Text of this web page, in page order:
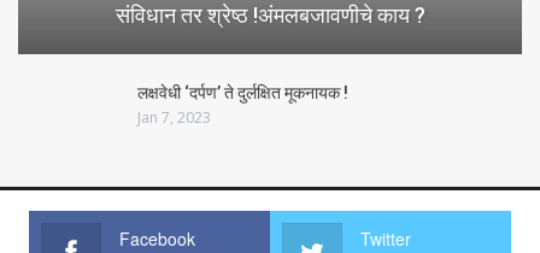
संविधान तर श्रेष्ठ !अंमलबजावणीचे काय ?
लक्षवेधी ‘दर्पण’ ते दुर्लक्षित मूकनायक !
Jan 7, 2023
Facebook Twitter